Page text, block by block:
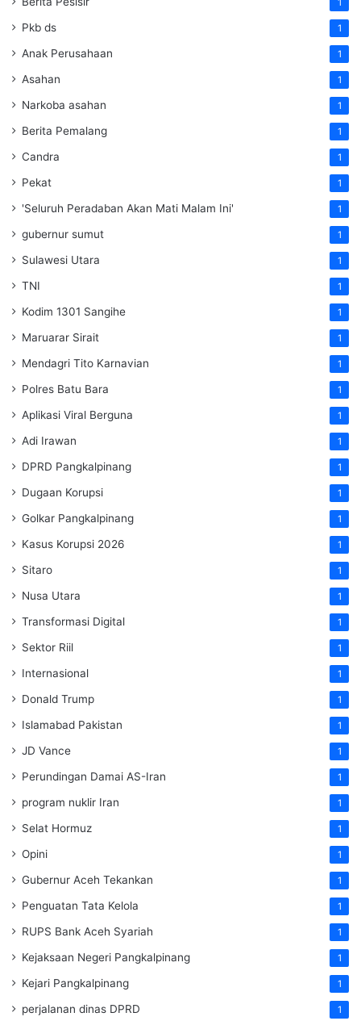
1
Pkb ds 1
Anak Perusahaan 1
Asahan 1
Narkoba asahan 1
Berita Pemalang 1
Candra 1
Pekat 1
'Seluruh Peradaban Akan Mati Malam Ini' 1
gubernur sumut 1
Sulawesi Utara 1
TNI 1
Kodim 1301 Sangihe 1
Maruarar Sirait 1
Mendagri Tito Karnavian 1
Polres Batu Bara 1
Aplikasi Viral Berguna 1
Adi Irawan 1
DPRD Pangkalpinang 1
Dugaan Korupsi 1
Golkar Pangkalpinang 1
Kasus Korupsi 2026 1
Sitaro 1
Nusa Utara 1
Transformasi Digital 1
Sektor Riil 1
Internasional 1
Donald Trump 1
Islamabad Pakistan 1
JD Vance 1
Perundingan Damai AS-Iran 1
program nuklir Iran 1
Selat Hormuz 1
Opini 1
Gubernur Aceh Tekankan 1
Penguatan Tata Kelola 1
RUPS Bank Aceh Syariah 1
Kejaksaan Negeri Pangkalpinang 1
Kejari Pangkalpinang 1
perjalanan dinas DPRD 1